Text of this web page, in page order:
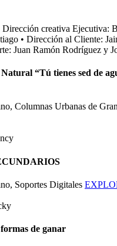
Dirección creativa Ejecutiva:
• Dirección al Cliente:
Juan Ramón Rodríguez y
“Tú tienes sed de
Columnas Urbanas de
Soportes Digitales
de ganar